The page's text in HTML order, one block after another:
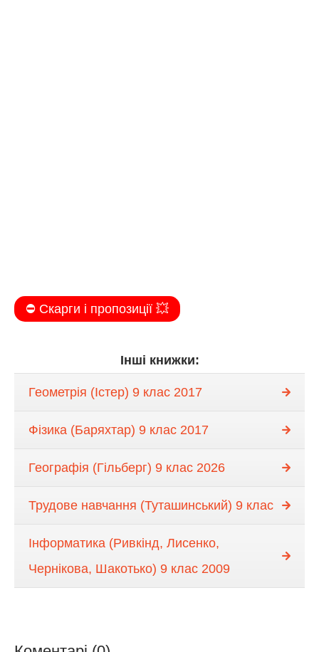
⛔️ Скарги і пропозиції 💥
Інші книжки:
Геометрія (Істер) 9 клас 2017
Фізика (Баряхтар) 9 клас 2017
Географія (Гільберг) 9 клас 2026
Трудове навчання (Туташинський) 9 клас
Інформатика (Ривкінд, Лисенко,
Чернікова, Шакотько) 9 клас 2009